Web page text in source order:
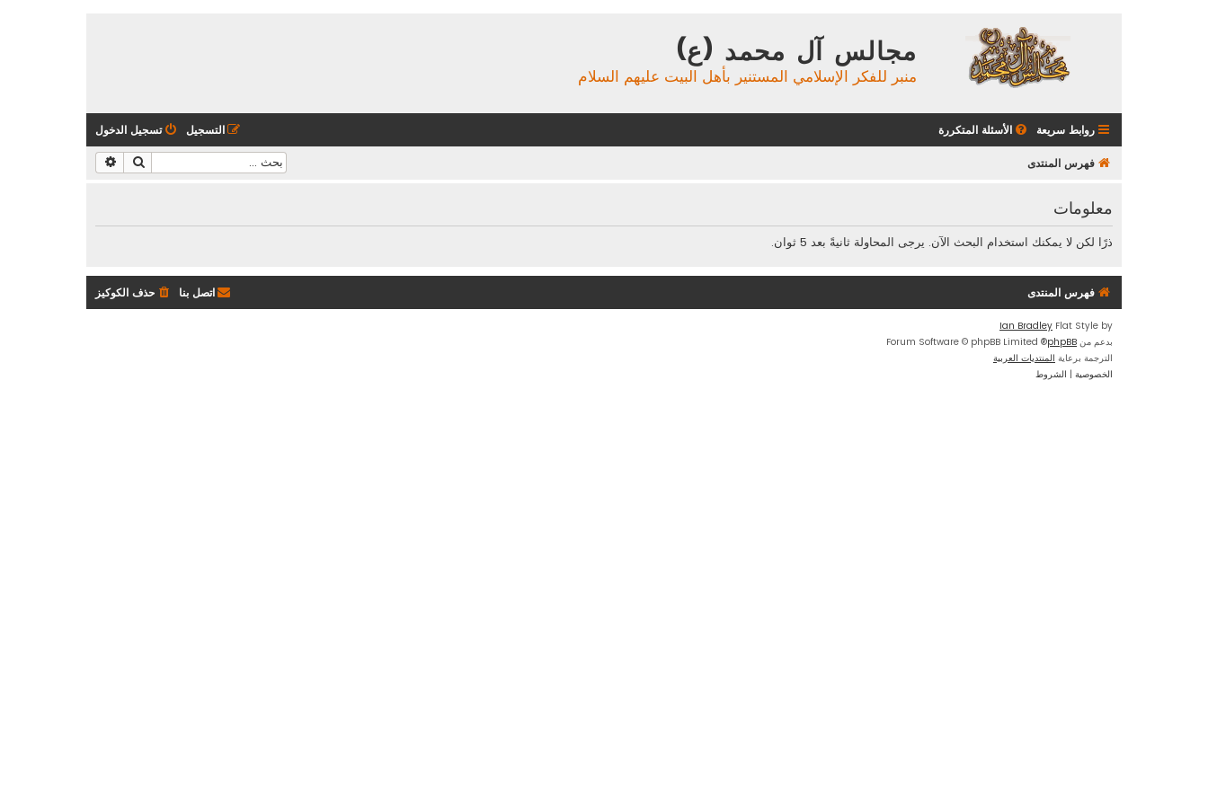
مجالس آل محمد (ع)
منبر للفكر الإسلامي المستنير بأهل البيت عليهم السلام
روابط سريعة الأسئلة المتكررة تسجيل الدخول التسجيل
فهرس المنتدى بحث
معلومات
ذرًا لكن لا يمكنك استخدام البحث الآن. يرجى المحاولة ثانيةً بعد 5 ثوان.
فهرس المنتدى حذف الكوكيز اتصل بنا
Flat Style by
Ian Bradley
بدعم من phpBB
® Forum Software © phpBB Limited
الترجمة برعاية المنتديات العربية
الخصوصية | الشروط